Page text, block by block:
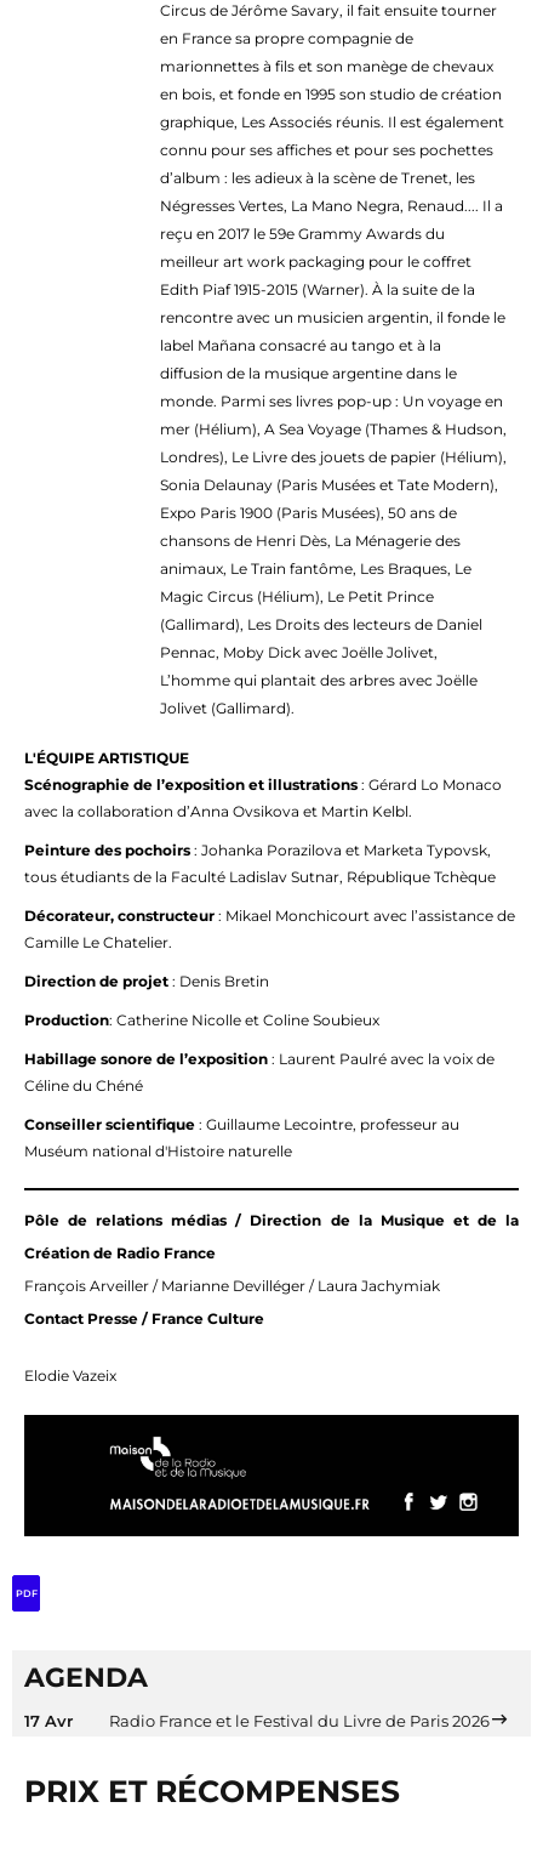
Circus de Jérôme Savary, il fait ensuite tourner
en France sa propre compagnie de
marionnettes à fils et son manège de chevaux
en bois, et fonde en 1995 son studio de création
graphique, Les Associés réunis. Il est également
connu pour ses affiches et pour ses pochettes
d’album : les adieux à la scène de Trenet, les
Négresses Vertes, La Mano Negra, Renaud.... Il a
reçu en 2017 le 59e Grammy Awards du
meilleur art work packaging pour le coffret
Edith Piaf 1915-2015 (Warner). À la suite de la
rencontre avec un musicien argentin, il fonde le
label Mañana consacré au tango et à la
diffusion de la musique argentine dans le
monde. Parmi ses livres pop-up : Un voyage en
mer (Hélium), A Sea Voyage (Thames & Hudson,
Londres), Le Livre des jouets de papier (Hélium),
Sonia Delaunay (Paris Musées et Tate Modern),
Expo Paris 1900 (Paris Musées), 50 ans de
chansons de Henri Dès, La Ménagerie des
animaux, Le Train fantôme, Les Braques, Le
Magic Circus (Hélium), Le Petit Prince
(Gallimard), Les Droits des lecteurs de Daniel
Pennac, Moby Dick avec Joëlle Jolivet,
L’homme qui plantait des arbres avec Joëlle
Jolivet (Gallimard).
L'ÉQUIPE ARTISTIQUE
Scénographie de l’exposition et illustrations : Gérard Lo Monaco
avec la collaboration d’Anna Ovsikova et Martin Kelbl.
Peinture des pochoirs : Johanka Porazilova et Marketa Typovsk,
tous étudiants de la Faculté Ladislav Sutnar, République Tchèque
Décorateur, constructeur : Mikael Monchicourt avec l’assistance de
Camille Le Chatelier.
Direction de projet : Denis Bretin
Production: Catherine Nicolle et Coline Soubieux
Habillage sonore de l’exposition : Laurent Paulré avec la voix de
Céline du Chéné
Conseiller scientifique : Guillaume Lecointre, professeur au
Muséum national d'Histoire naturelle
Pôle de relations médias / Direction de la Musique et de la
Création de Radio France
François Arveiller / Marianne Devilléger / Laura Jachymiak
Contact Presse / France Culture
Elodie Vazeix
PDF
AGENDA
17 Avr Radio France et le Festival du Livre de Paris 2026
PRIX ET RÉCOMPENSES